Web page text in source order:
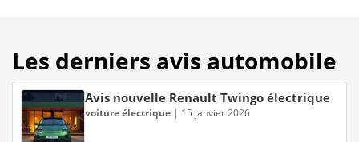
Les derniers avis automobile
Avis nouvelle Renault Twingo électrique
voiture électrique | 15 janvier 2026